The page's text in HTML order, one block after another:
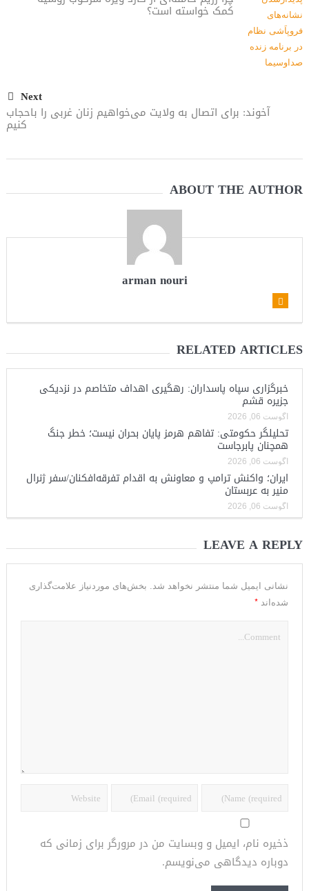
کمک خواسته است؟
Next
آخوند: برای اتصال به ولایت می‌خواهیم زنان غربی را باحجاب
کنیم
ABOUT THE AUTHOR
arman nouri
RELATED ARTICLES
خبرگزاری سپاه پاسداران: رهگیری اهداف متخاصم در نزدیکی
جزیره قشم
آگوست 06, 2026
تحلیلگر حکومتی: تفاهم هرمز پایان بحران نیست؛ خطر جنگ
همچنان پابرجاست
آگوست 06, 2026
ایران؛ واکنش ترامپ و معاونش به اقدام تفرقه‌افکنان/سفر ژنرال
منیر به عربستان
آگوست 06, 2026
LEAVE A REPLY
نشانی ایمیل شما منتشر نخواهد شد. بخش‌های موردنیاز علامت‌گذاری
شده‌اند *
ذخیره نام، ایمیل و وبسایت من در مرورگر برای زمانی که
دوباره دیدگاهی می‌نویسم.